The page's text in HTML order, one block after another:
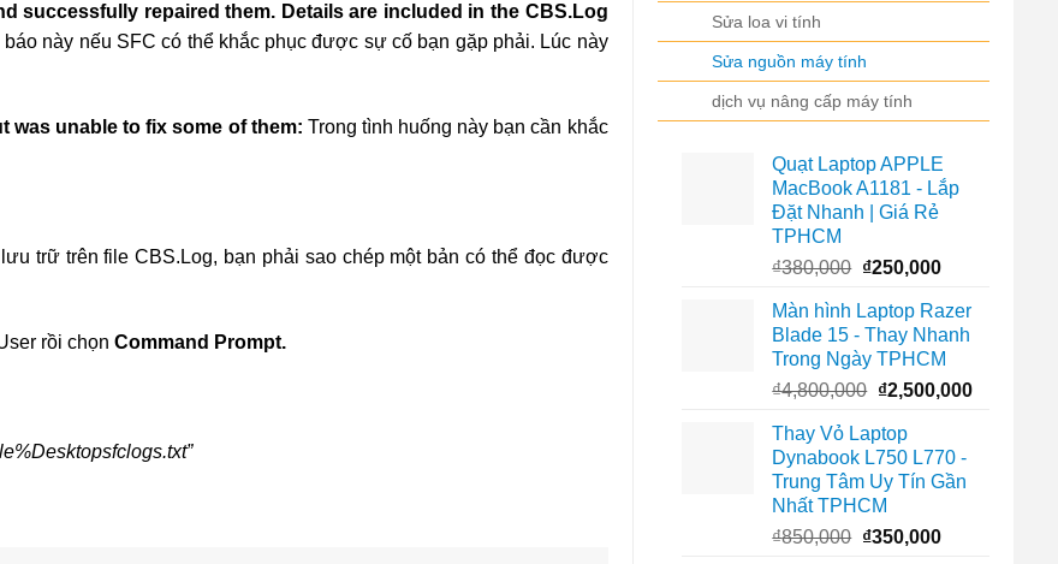
successfully repaired them. Details are included in the CBS.Log
này nếu SFC có thể khắc phục được sự cố bạn gặp phải. Lúc này
was unable to fix some of them: Trong tình huống này bạn cần khắc
trữ trên file CBS.Log, bạn phải sao chép một bản có thể đọc được
rồi chọn Command Prompt.
Sửa loa vi tính
Sửa nguồn máy tính
dịch vụ nâng cấp máy tính
Quạt Laptop APPLE
MacBook A1181 - Lắp
Đặt Nhanh | Giá Rẻ
TPHCM
₫380,000 Giá
là:
₫380,000.
₫250,000Giá
tại
là:
₫250,000.
Màn hình Laptop Razer
Blade 15 - Thay Nhanh
Trong Ngày TPHCM
₫4,800,000 Giá
là:
₫4,800,000.
₫2,500,000Giá
Thay Vỏ Laptop
Dynabook L750 L770 -
Trung Tâm Uy Tín Gần
Nhất TPHCM
₫850,000 Giá
₫350,000Giá